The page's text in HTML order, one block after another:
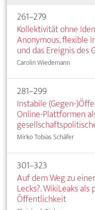
261–279
Kollektivität ohne
Anonymous, flexible
und das Ereignis des
Carolin Wiedemann
281–299
Instabile (Gegen-
Online-Plattformen
Mirko Tobias Schäfer
301–323
Auf dem Weg zu
Lecks?. WikiLeaks
Öffentlichkeit